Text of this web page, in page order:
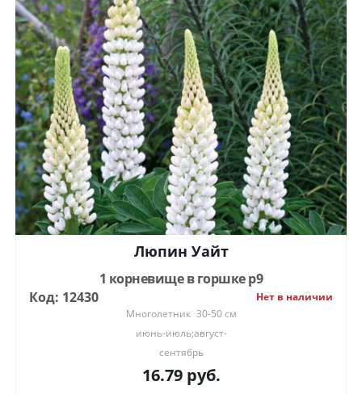
Люпин Уайт
1 корневище в горшке р9
Код: 12430
Нет в наличии
Многолетник 30-50 см
июнь-июль;август-
сентябрь
16.79руб.